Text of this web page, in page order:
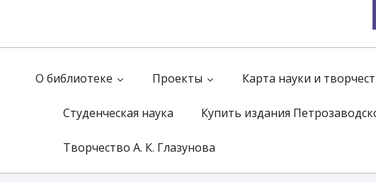
О библиотеке Проекты
Карта науки и
Студенческая наука
Купить издания
Творчество А. К. Глазунова